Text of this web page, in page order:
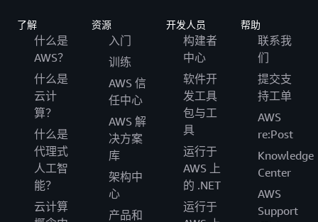
了解
什么是
AWS？
什么是
云计
算？
什么是
代理式
人工智
能？
云计算
资源
入门
训练
AWS 信
任中心
AWS 解
决方案
库
架构中
心
产品和
开发人员
构建者
中心
软件开
发工具
包与工
具
运行于
AWS 上
的 .NET
运行于
帮助
联系我
们
提交支
持工单
AWS
re:Post
Knowledge
Center
AWS
Support